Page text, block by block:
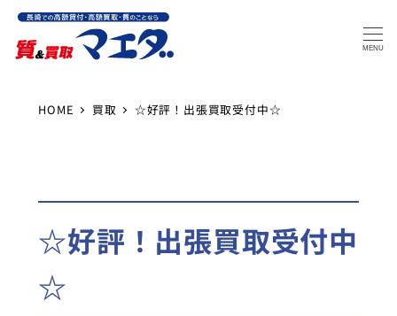
MENU
HOME 買取 ☆好評！出張買取受付中☆
☆好評！出張買取受付中
☆